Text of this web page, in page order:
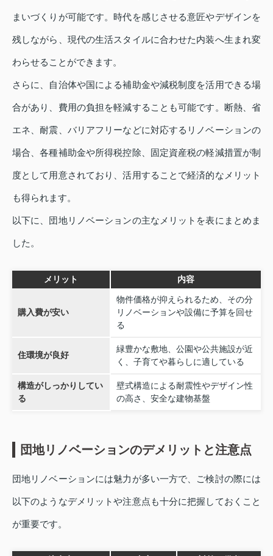
まいづくりが可能です。時代を感じさせる意匠やデザインを
残しながら、現代の生活スタイルに合わせた内装へ生まれ変
わらせることができます。
さらに、自治体や国による補助金や減税制度を活用できる場
合があり、費用の負担を軽減することも可能です。断熱、省
エネ、耐震、バリアフリーなどに対応するリノベーションの
場合、各種補助金や所得税控除、固定資産税の軽減措置が制
度として用意されており、活用することで経済的なメリット
も得られます。
以下に、団地リノベーションの主なメリットを表にまとめま
した。
メリット 内容
購入費が安い
物件価格が抑えられるため、その分
リノベーションや設備に予算を回せ
る
住環境が良好
緑豊かな敷地、公園や公共施設が近
く、子育てや暮らしに適している
構造がしっかりしてい
る
壁式構造による耐震性やデザイン性
の高さ、安全な建物基盤
団地リノベーションのデメリットと注意点
団地リノベーションには魅力が多い一方で、ご検討の際には
以下のようなデメリットや注意点も十分に把握しておくこと
が重要です。